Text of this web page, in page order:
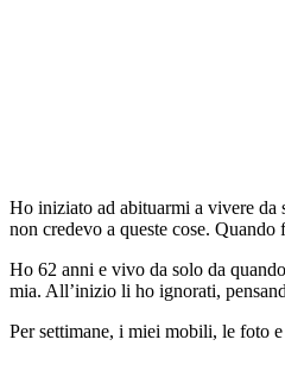
Ho iniziato ad abituarmi a vivere da
non credevo a queste cose.
Ho 62 anni e vivo da solo da
mia. All’inizio li ho ignorati,
Per settimane, i miei mobili, le foto